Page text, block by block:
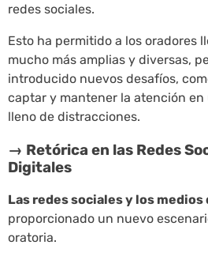
redes sociales.
Esto ha permitido a los oradores
mucho más amplias y diversas,
introducido nuevos desafíos,
captar y mantener la atención
lleno de distracciones.
→ Retórica en las Redes
Digitales
Las redes sociales y los
proporcionado un nuevo
oratoria.